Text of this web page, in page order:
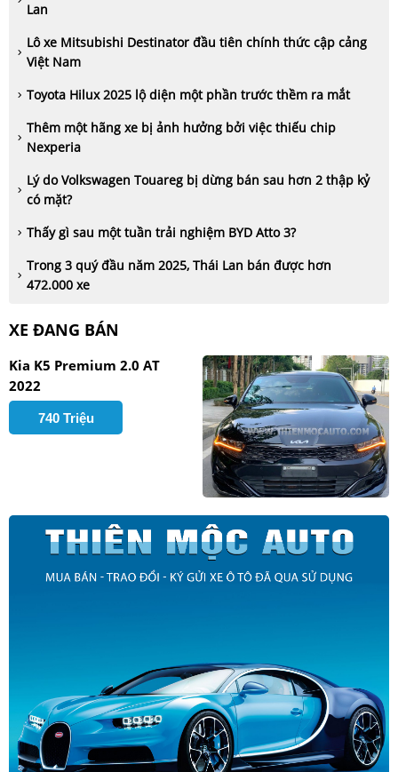
Lan
Lô xe Mitsubishi Destinator đầu tiên chính thức cập cảng
Việt Nam
Toyota Hilux 2025 lộ diện một phần trước thềm ra mắt
Thêm một hãng xe bị ảnh hưởng bởi việc thiếu chip
Nexperia
Lý do Volkswagen Touareg bị dừng bán sau hơn 2 thập kỷ
có mặt?
Thấy gì sau một tuần trải nghiệm BYD Atto 3?
Trong 3 quý đầu năm 2025, Thái Lan bán được hơn
472.000 xe
XE ĐANG BÁN
Kia K5 Premium 2.0 AT
2022
740 Triệu